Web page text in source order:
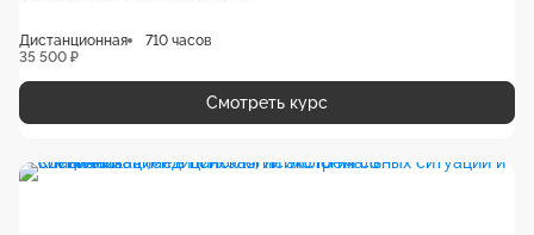
Дистанционная
710 часов
35 500 ₽
Смотреть курс